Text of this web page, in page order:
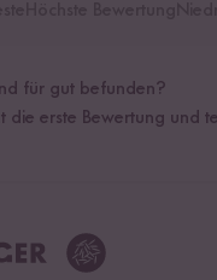
für gut befunden?
die erste Bewertung und